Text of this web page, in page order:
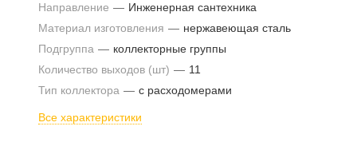
Направление — Инженерная сантехника
Материал изготовления — нержавеющая сталь
Подгруппа — коллекторные группы
Количество выходов (шт) — 11
Тип коллектора — с расходомерами
Все характеристики